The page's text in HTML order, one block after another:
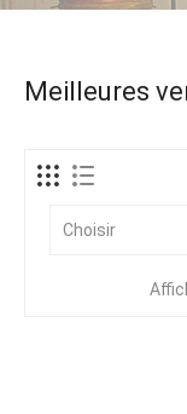
Meilleures
Choisir